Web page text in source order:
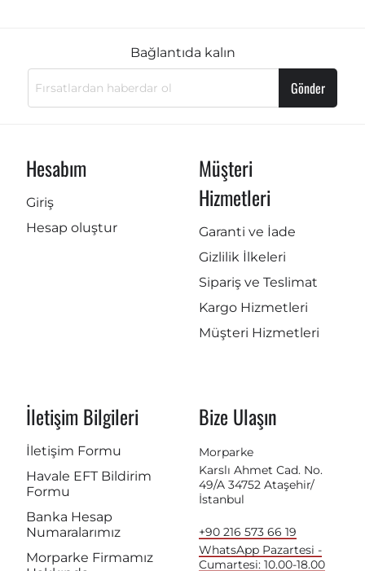
Bağlantıda kalın
Gönder
Hesabım
Giriş
Hesap oluştur
Müşteri
Hizmetleri
Garanti ve İade
Gizlilik İlkeleri
Sipariş ve Teslimat
Kargo Hizmetleri
Müşteri Hizmetleri
İletişim Bilgileri
İletişim Formu
Havale EFT Bildirim
Formu
Banka Hesap
Numaralarımız
Morparke Firmamız
Bize Ulaşın
Morparke
Karslı Ahmet Cad. No.
49/A 34752 Ataşehir/
İstanbul
+90 216 573 66 19
WhatsApp Pazartesi -
Cumartesi: 10.00-18.00